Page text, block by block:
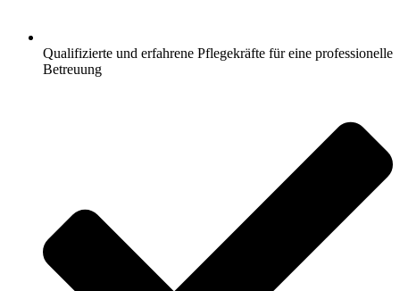
Qualifizierte und erfahrene Pflegekräfte für eine professionelle
Betreuung